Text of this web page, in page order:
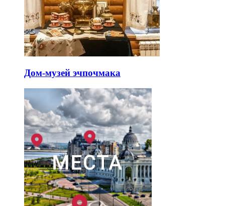
Дом-музей эчпочмака